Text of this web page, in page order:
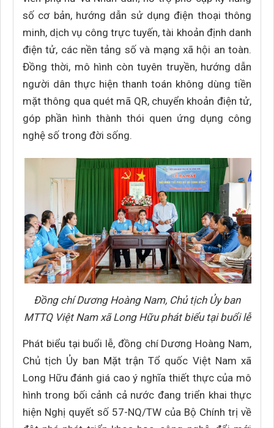
số cơ bản, hướng dẫn sử dụng điện thoại thông
minh, dịch vụ công trực tuyến, tài khoản định danh
điện tử, các nền tảng số và mạng xã hội an toàn.
Đồng thời, mô hình còn tuyên truyền, hướng dẫn
người dân thực hiện thanh toán không dùng tiền
mặt thông qua quét mã QR, chuyển khoản điện tử,
góp phần hình thành thói quen ứng dụng công
nghệ số trong đời sống.
Đồng chí Dương Hoàng Nam, Chủ tịch Ủy ban
MTTQ Việt Nam xã Long Hữu phát biểu tại buổi lễ
Phát biểu tại buổi lễ, đồng chí Dương Hoàng Nam,
Chủ tịch Ủy ban Mặt trận Tổ quốc Việt Nam xã
Long Hữu đánh giá cao ý nghĩa thiết thực của mô
hình trong bối cảnh cả nước đang triển khai thực
hiện Nghị quyết số 57-NQ/TW của Bộ Chính trị về